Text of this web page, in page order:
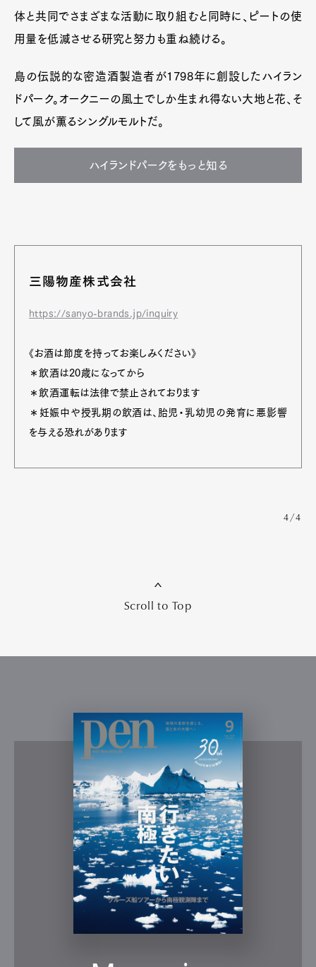
体と共同でさまざまな活動に取り組むと同時に、ピートの使
用量を低減させる研究と努力も重ね続ける。
島の伝説的な密造酒製造者が1798年に創設したハイラン
ドパーク。オークニーの風土でしか生まれ得ない大地と花、そ
して風が薫るシングルモルトだ。
ハイランドパークをもっと知る
三陽物産株式会社
https://sanyo-brands.jp/inquiry
《お酒は節度を持ってお楽しみください》
＊飲酒は20歳になってから
＊飲酒運転は法律で禁止されております
＊妊娠中や授乳期の飲酒は、胎児・乳幼児の発育に悪影響
を与える恐れがあります
4/4
Scroll to Top